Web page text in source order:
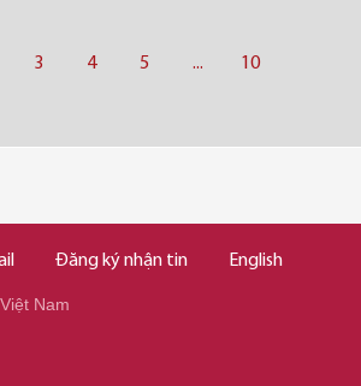
3 4 5 ... 10
Đăng ký nhận tin English
Nam